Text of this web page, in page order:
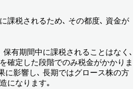
課税されるため､ その都度､ 資金が
保有期間中に課税されることはなく､
確定した段階でのみ税金がかかりま
に影響し､ 長期ではグロース株の方
になります｡